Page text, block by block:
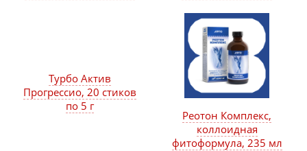
Реотон Комплекс,
коллоидная
фитоформула, 235 мл
Турбо Актив
Прогрессио, 20 стиков
по 5 г